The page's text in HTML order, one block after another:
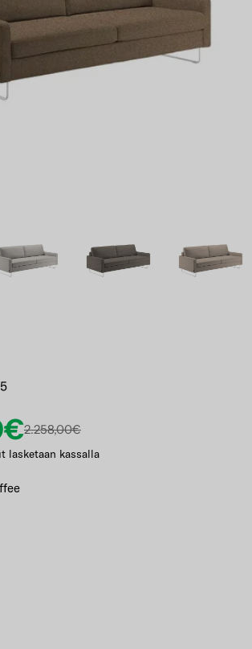
2.258,00€
lasketaan kassalla